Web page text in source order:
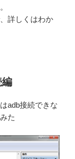
詳しくはわか
adb接続できな
た